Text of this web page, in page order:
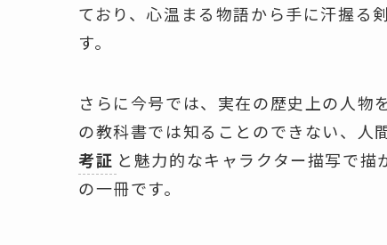
ており、心温まる物語から手に汗握る
す。
さらに今号では、実在の歴史上の人物
の教科書では知ることのできない、人
考証 と魅力的なキャラクター描写で
の一冊です。